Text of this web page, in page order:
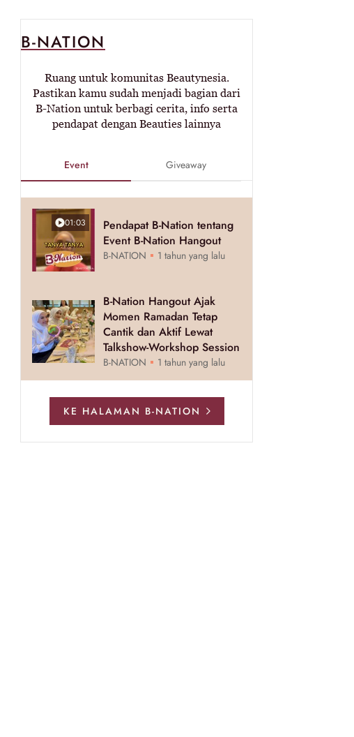
B-NATION
Ruang untuk komunitas Beautynesia.
Pastikan kamu sudah menjadi bagian dari
B-Nation untuk berbagi cerita, info serta
pendapat dengan Beauties lainnya
Event Giveaway
01:03
Pendapat B-Nation tentang
Event B-Nation Hangout
B-NATION 1 tahun yang lalu
B-Nation Hangout Ajak
Momen Ramadan Tetap
Cantik dan Aktif Lewat
Talkshow-Workshop Session
B-NATION 1 tahun yang lalu
KE HALAMAN B-NATION